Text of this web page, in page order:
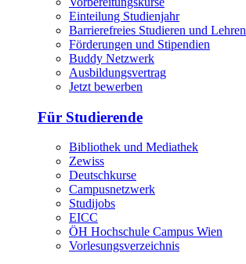
Einteilung Studienjahr
Barrierefreies Studieren und Lehren
Förderungen und Stipendien
Buddy Netzwerk
Ausbildungsvertrag
Jetzt bewerben
Für Studierende
Bibliothek und Mediathek
Zewiss
Deutschkurse
Campusnetzwerk
Studijobs
EICC
ÖH Hochschule Campus Wien
Vorlesungsverzeichnis